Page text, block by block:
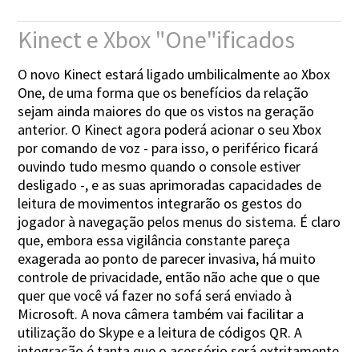
Kinect e Xbox "One"ificados
O novo Kinect estará ligado umbilicalmente ao Xbox
One, de uma forma que os benefícios da relação
sejam ainda maiores do que os vistos na geração
anterior. O Kinect agora poderá acionar o seu Xbox
por comando de voz - para isso, o periférico ficará
ouvindo tudo mesmo quando o console estiver
desligado -, e as suas aprimoradas capacidades de
leitura de movimentos integrarão os gestos do
jogador à navegação pelos menus do sistema. É claro
que, embora essa vigilância constante pareça
exagerada ao ponto de parecer invasiva, há muito
controle de privacidade, então não ache que o que
quer que você vá fazer no sofá será enviado à
Microsoft. A nova câmera também vai facilitar a
utilização do Skype e a leitura de códigos QR. A